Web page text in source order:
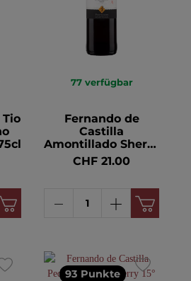
Tio
77 verfügbar
Fernando de
Castilla
Amontillado Sherry
17° 75cl
CHF 21.00
93 Punkte